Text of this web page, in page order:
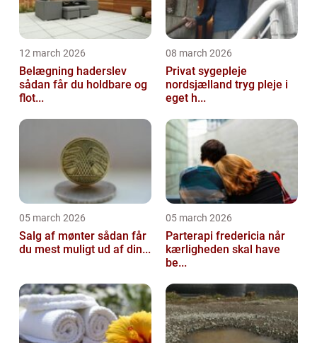
12 march 2026
Belægning haderslev
sådan får du holdbare og
flot...
08 march 2026
Privat sygepleje
nordsjælland tryg pleje i
eget h...
05 march 2026
Salg af mønter sådan får
du mest muligt ud af din...
05 march 2026
Parterapi fredericia når
kærligheden skal have
be...